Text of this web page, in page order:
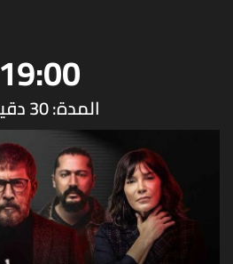
19:00
المدة: 30 دقيقة